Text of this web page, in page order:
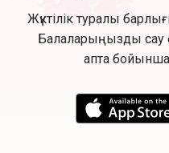
Жүктілік туралы
Балаларыңызды сау
апта